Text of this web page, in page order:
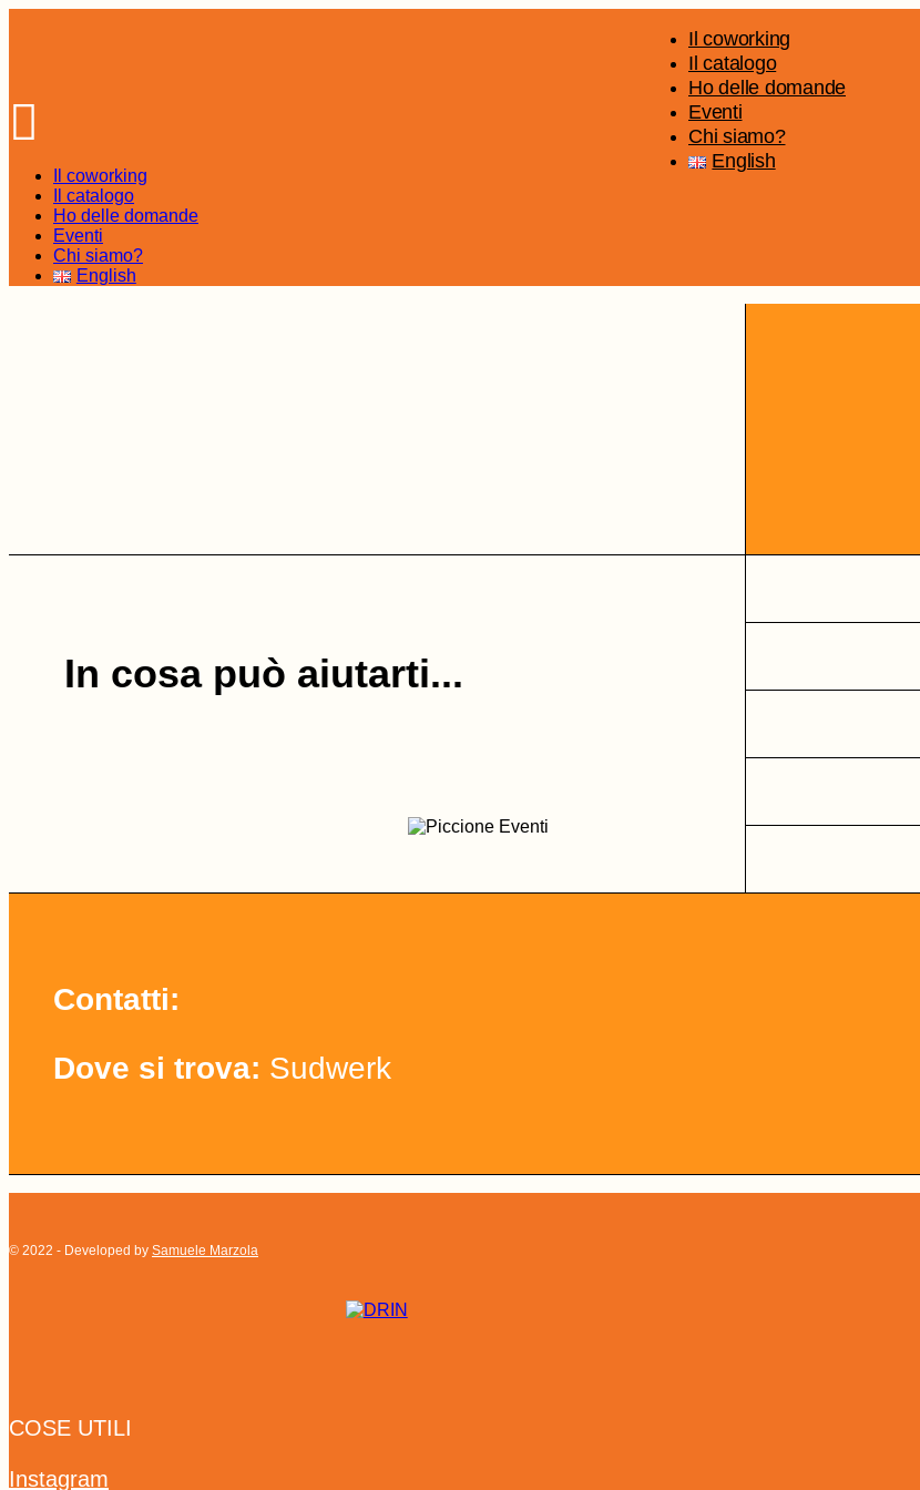
Il coworking
Il catalogo
Ho delle domande
Eventi
Chi siamo?
English
Il coworking
Il catalogo
Ho delle domande
Eventi
Chi siamo?
English
In cosa può aiutarti...
Contatti:
Dove si trova: Sudwerk
© 2022 - Developed by Samuele Marzola
COSE UTILI
Instagram